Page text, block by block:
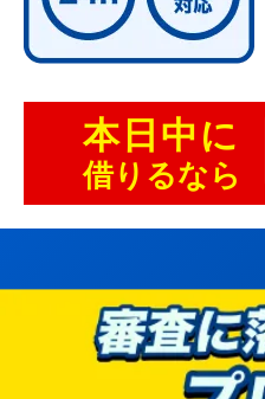
本日中に
借りるなら